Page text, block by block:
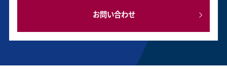
お問い合わせ